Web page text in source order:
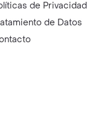
de Privacidad
de Datos